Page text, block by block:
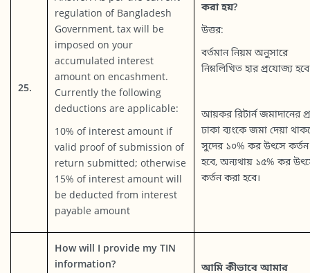
25.
regulation of Bangladesh
Government, tax will be
imposed on your
accumulated interest
amount on encashment.
Currently the following
deductions are applicable:
10% of interest amount if
valid proof of submission of
return submitted; otherwise
15% of interest amount will
be deducted from interest
payable amount
করা হয়?
উত্তর:
বর্তমান নিয়ম অনুসারে
নিম্নলিখিত হার প্রযোজ্য
আয়কর রিটার্ন জমাদানের
ঢাকা ব্যংকে জমা দেয়া
সুদের ১০% কর উৎসে
হবে, অন্যথায় ১৫% কর
কর্তন করা হবে।
How will I provide my TIN
information?
আমি কীভাবে আমার